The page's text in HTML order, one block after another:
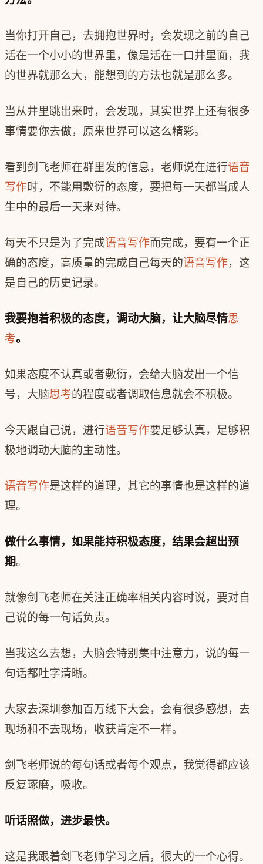
当你打开自己，去拥抱世界时，会发现之前的自己
活在一个小小的世界里，像是活在一口井里面，我
的世界就那么大，能想到的方法也就是那么多。
当从井里跳出来时，会发现，其实世界上还有很多
事情要你去做，原来世界可以这么精彩。
看到剑飞老师在群里发的信息，老师说在进行语音
写作时，不能用敷衍的态度，要把每一天都当成人
生中的最后一天来对待。
每天不只是为了完成语音写作而完成，要有一个正
确的态度，高质量的完成自己每天的语音写作，这
是自己的历史记录。
我要抱着积极的态度，调动大脑，让大脑尽情思
考。
如果态度不认真或者敷衍，会给大脑发出一个信
号，大脑思考的程度或者调取信息就会不积极。
今天跟自己说，进行语音写作要足够认真，足够积
极地调动大脑的主动性。
语音写作是这样的道理，其它的事情也是这样的道
理。
做什么事情，如果能持积极态度，结果会超出预
期。
就像剑飞老师在关注正确率相关内容时说，要对自
己说的每一句话负责。
当我这么去想，大脑会特别集中注意力，说的每一
句话都吐字清晰。
大家去深圳参加百万线下大会，会有很多感想，去
现场和不去现场，收获肯定不一样。
剑飞老师说的每句话或者每个观点，我觉得都应该
反复琢磨，吸收。
听话照做，进步最快。
这是我跟着剑飞老师学习之后，很大的一个心得。